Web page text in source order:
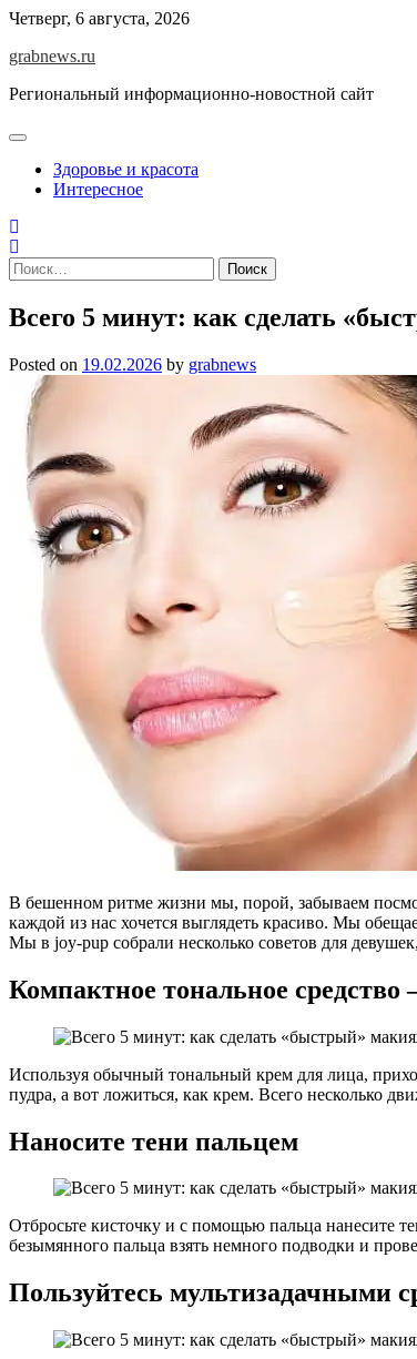
Skip
content
Четверг, 6 августа, 2026
grabnews.ru
Региональный информационно-новостной сайт
Здоровье и красота
Интересное
Найти:
Всего 5 минут: как сделать
Posted on 19.02.2026 by grabnews
В бешенном ритме жизни мы, порой, забываем
каждой из нас хочется выглядеть красиво. Мы
Мы в joy-pup собрали несколько советов для
Компактное тональное средство
Используя обычный тональный крем для лица,
пудра, а вот ложиться, как крем. Всего несколько
Наносите тени пальцем
Отбросьте кисточку и с помощью пальца нанесите
безымянного пальца взять немного подводки и
Пользуйтесь мультизадачными